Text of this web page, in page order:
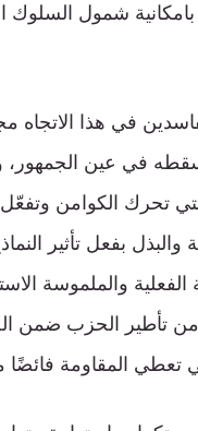
شمول السلوك
في هذا الاتجاه
في عين الجمهور،
التي تحرك الكوامن
بفعل تأثير
الفعلية
تأطير الحزب ضمن
تعطي المقاومة فائضًا